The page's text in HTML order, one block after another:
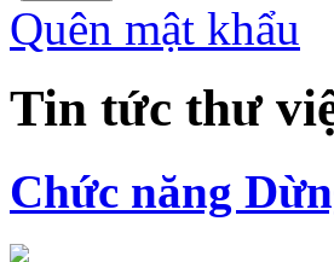
Quên mật khẩu
Tin tức thư
Chức năng